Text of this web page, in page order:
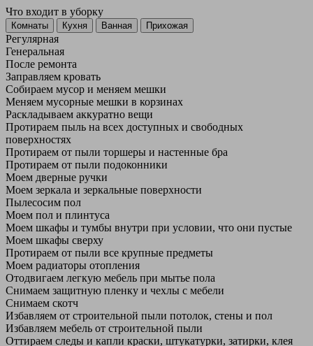
Что входит в уборку
Регу­лярная
Гене­ральная
После ремонта
Заправляем кровать
Собираем мусор и меняем мешки
Меняем мусорные мешки в корзинах
Раскладываем аккуратно вещи
Протираем пыль на всех доступных и свободных
поверхностях
Протираем от пыли торшеры и настенные бра
Протираем от пыли подоконники
Моем дверные ручки
Моем зеркала и зеркальные поверхности
Пылесосим пол
Моем пол и плинтуса
Моем шкафы и тумбы внутри при условии, что они пустые
Моем шкафы сверху
Протираем от пыли все крупные предметы
Моем радиаторы отопления
Отодвигаем легкую мебель при мытье пола
Снимаем защитную пленку и чехлы с мебели
Снимаем скотч
Избавляем от строительной пыли потолок, стены и пол
Избавляем мебель от строительной пыли
Оттираем следы и капли краски, штукатурки, затирки, клея